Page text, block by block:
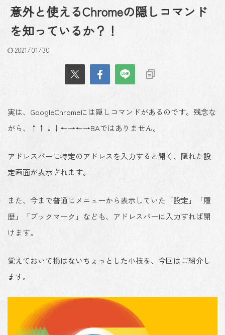
意外と使えるChromeの隠しコマンド
を知っているか？！
2021/01/30
実は、GoogleChromeには隠しコマンドがあるのです。残念な
がら、↑↑↓↓←→←→BAではありません。
アドレスバーに特定のアドレスを入力すると開く、隠れた設
定画面が表示されます。
また、今まで普通にメニューから表示していた「設定」「履
歴」「ブックマーク」なども、アドレスバーに入力すれば開
けます。
覚えておいて損はないちょっとした小技を、今回はご紹介し
ます。